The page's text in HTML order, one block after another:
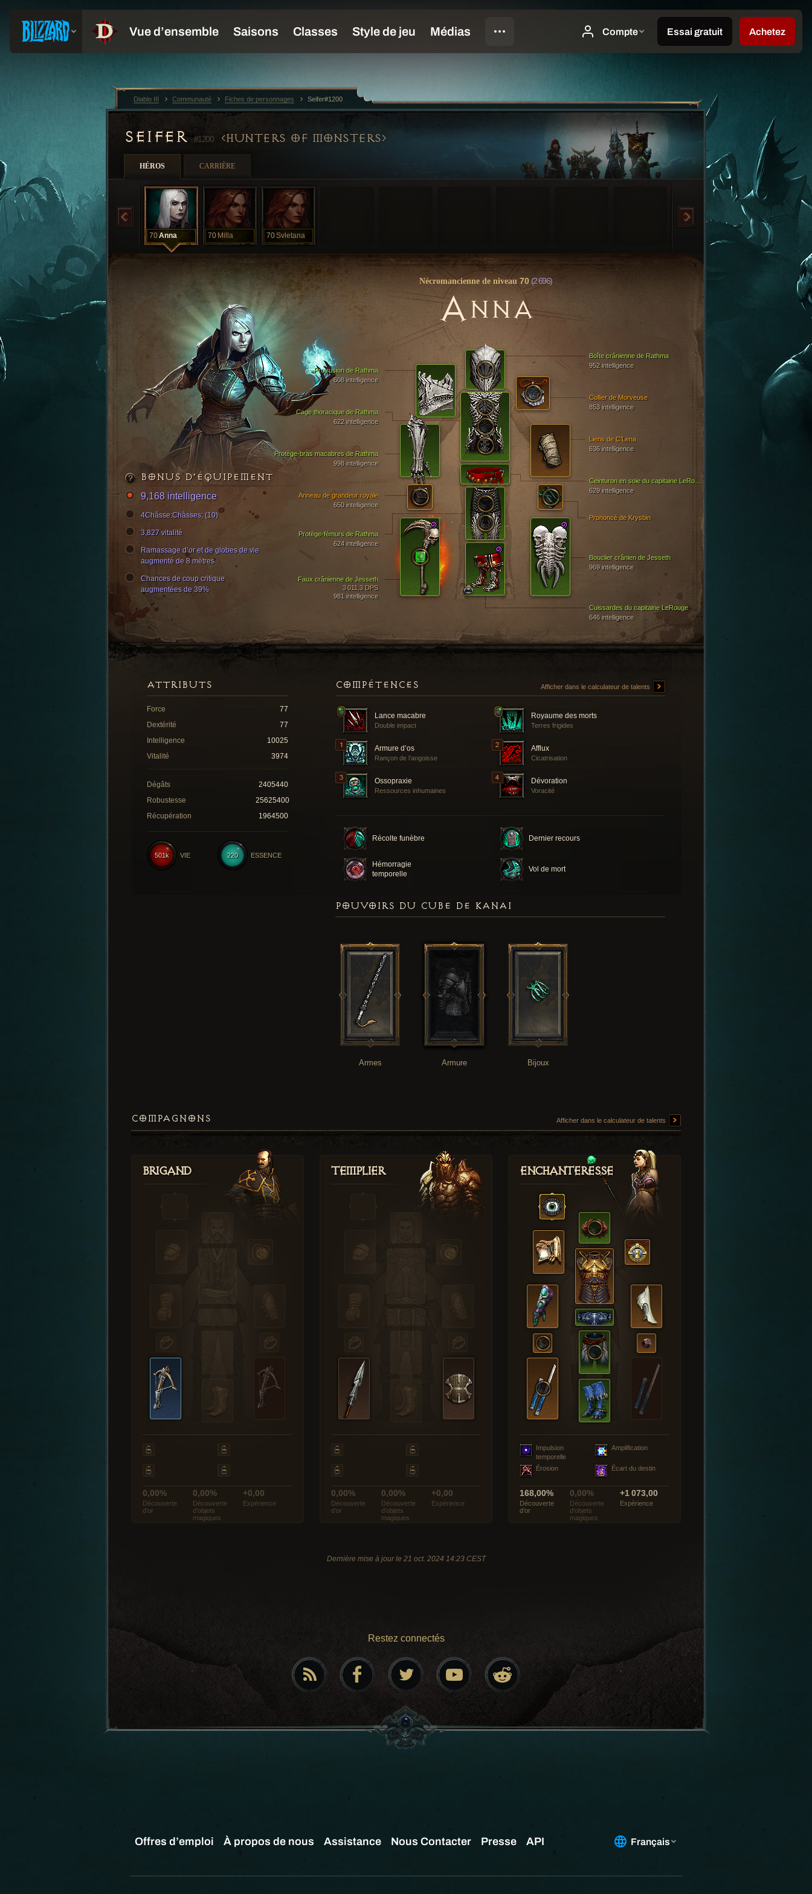
SEIFER#1200 HUNTERS OF MONSTERS
HÉROS CARRIÈRE
70Anna 70 Milla 70Svletana
Nécromancienne de niveau 70 (2 696)
ANNA
Boîte crânienne de Rathma
952 intelligence
Cage thoracique de Rathma
622 intelligence
Cuissardes du capitaine LeRouge
646 intelligence
Protège-bras macabres de Rathma
998 intelligence
Protrusion de Rathma
608 intelligence
Protège-fémurs de Rathma
624 intelligence
Liens de C’Lena
636 intelligence
Faux crânienne de Jesseth
3 011,3 DPS
981 intelligence
Bouclier crânien de Jesseth
969 intelligence
Ceinturon en soie du capitaine LeRouge
629 intelligence
Prononcé de Krysbin
Anneau de grandeur royale
650 intelligence
Collier de Morveuse
853 intelligence
BONUS D’ÉQUIPEMENT
9,168 intelligence
4Châsse:Châsses; (10)
3,827 vitalité
Ramassage d’or et de globes de vie
augmenté de 8 mètres
Chances de coup critique
augmentées de 39%
COMPÉTENCES Afficher dans le calculateur de talents
Lance macabre
Double impact
Royaume des morts
Terres frigides
Armure d’os
Rançon de l’angoisse
Afflux
Cicatrisation
Ossopraxie
Ressources inhumaines
Dévoration
Voracité
Récolte funèbre Dernier recours
Hémorragie
temporelle
Vol de mort
ATTRIBUTS
Force
77
Dextérité
77
Intelligence
10025
Vitalité
3974
Dégâts
2405440
Robustesse
25625400
Récupération
1964500
220 ESSENCE
501k VIE
POUVOIRS DU CUBE DE KANAI
Armes Armure Bijoux
COMPAGNONS Afficher dans le calculateur de talents
Brigand
0,00%
Découverte
d’or
0,00%
Découverte
d’objets
magiques
+0,00
Expérience
Templier
0,00%
Découverte
d’or
0,00%
Découverte
d’objets
magiques
+0,00
Expérience
Enchanteresse
Impulsion
temporelle
Amplification
Érosion Écart du destin
168,00%
Découverte
d’or
0,00%
Découverte
d’objets
magiques
+1 073,00
Expérience
Dernière mise à jour le 21 oct. 2024 14:23 CEST
Restez connectés
Diablo III Communauté Fiches de personnages Seifer#1200